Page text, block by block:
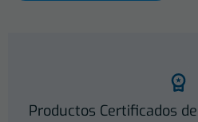
Productos Certificados